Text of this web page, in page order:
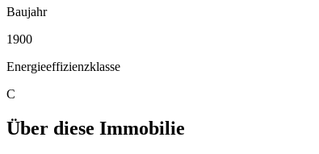
Baujahr
1900
Energieeffizienzklasse
C
Über diese Immobilie